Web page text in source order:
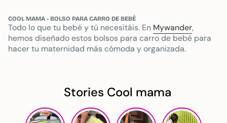
COOL MAMA - BOLSO PARA CARRO DE BEBÉ
Todo lo que tu bebé y tú necesitáis. En Mywander,
hemos diseñado estos bolsos para carro de bebé para
hacer tu maternidad más cómoda y organizada.